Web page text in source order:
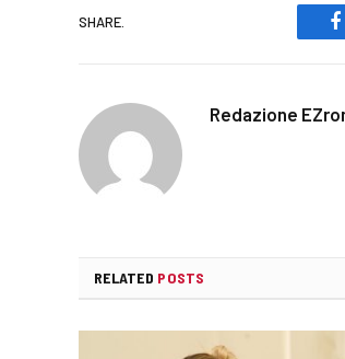
SHARE.
Redazione
RELATED POSTS